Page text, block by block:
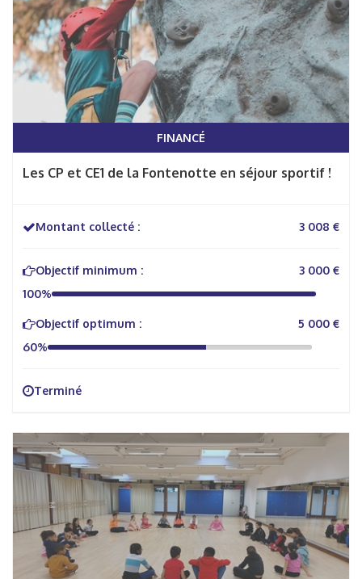
FINANCÉ
Les CP et CE1 de la Fontenotte en séjour sportif !
Montant collecté : 3 008 €
Objectif minimum :
3 000 €
100%
Objectif optimum :
5 000 €
60%
Terminé